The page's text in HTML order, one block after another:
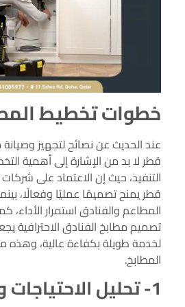
خطوات تخطيط
عند الحديث عن نصائح لتجهيز
قطر لا بد من الإشارة إلى أهمية
التنفيذ، حيث إن الاعتماد على
قطر يمنح تصميمًا عمليًا وفعالًا،
المطاعم والفنادق استمرار الأداء،
تصميم مطابخ الفنادق الاحترافية
لخدمة طويلة بكفاءة عالية، وهذه
المطابخ.
1- تحليل الاحتياجات وتحديد النمط